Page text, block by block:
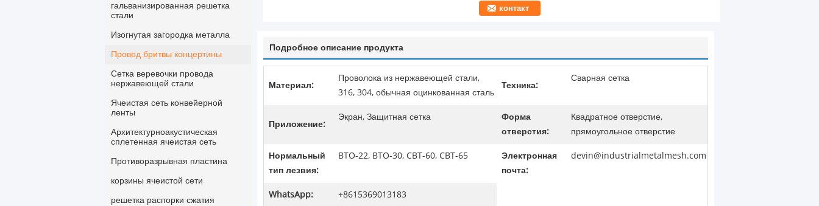
гальванизированная решетка
стали
Изогнутая загородка металла
Провод бритвы концертины
Сетка веревочки провода
нержавеющей стали
Ячеистая сеть конвейерной
ленты
Архитектурноакустическая
сплетенная ячеистая сеть
Противоразрывная пластина
корзины ячеистой сети
решетка распорки сжатия
контакт
Подробное описание продукта
Материал:
Проволока из нержавеющей стали,
316, 304, обычная оцинкованная сталь
Техника:
Сварная сетка
Приложение:
Экран, Защитная сетка
Форма
отверстия:
Квадратное отверстие,
прямоугольное отверстие
Нормальный
тип лезвия:
BTO-22, BTO-30, CBT-60, CBT-65
Электронная
почта:
devin@industrialmetalmesh.com
WhatsApp: +8615369013183